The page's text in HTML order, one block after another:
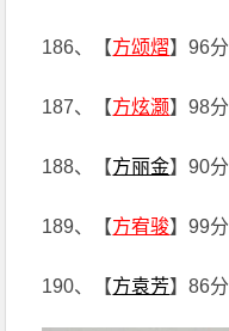
186、【方颂熠】96分
187、【方炫灏】98分
188、【方丽金】90分
189、【方宥骏】99分
190、【方袁芳】86分